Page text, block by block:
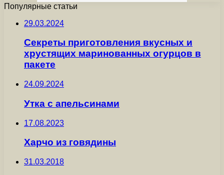
Популярные статьи
29.03.2024
Секреты приготовления вкусных и
хрустящих маринованных огурцов в
пакете
24.09.2024
Утка с апельсинами
17.08.2023
Харчо из говядины
31.03.2018